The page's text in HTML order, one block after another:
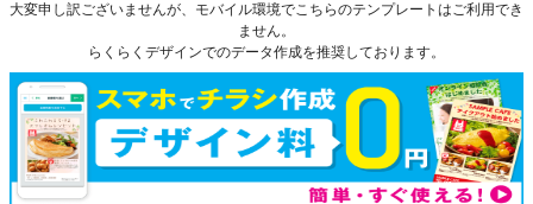
大変申し訳ございませんが、モバイル環境でこちらのテンプレートはご利用でき
ません。
らくらくデザインでのデータ作成を推奨しております。